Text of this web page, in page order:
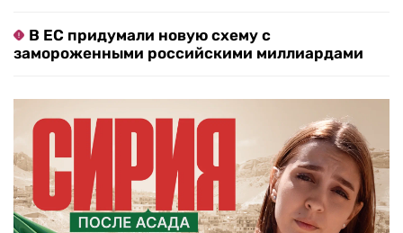
В ЕС придумали новую схему с
замороженными российскими миллиардами